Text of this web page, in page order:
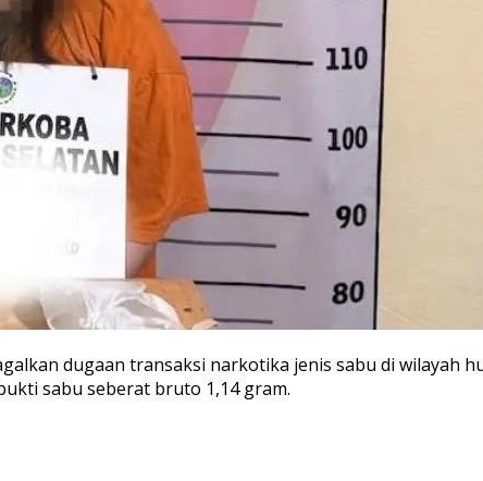
dugaan transaksi narkotika jenis sabu di wilayah
sabu seberat bruto 1,14 gram.